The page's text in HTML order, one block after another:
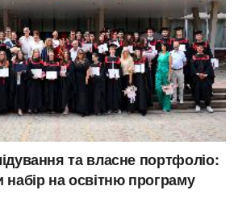
та власне портфоліо:
на освітню програму